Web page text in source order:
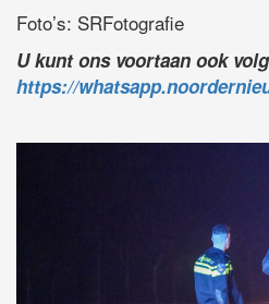
Foto’s: SRFotografie
U kunt ons voortaan ook
https://